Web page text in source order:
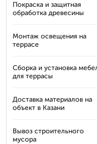
Покраска и защитная
обработка древесины
Монтаж освещения на
террасе
Сборка и установка
для террасы
Доставка материалов на
объект в Казани
Вывоз строительного
мусора